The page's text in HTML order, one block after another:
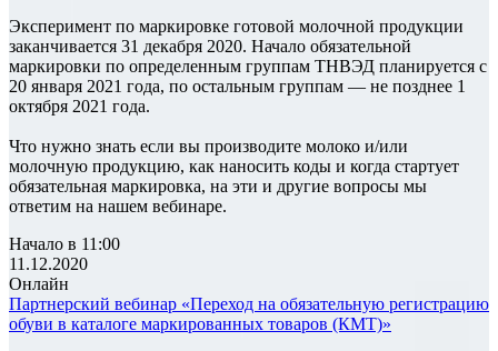
Эксперимент по маркировке готовой молочной продукции
заканчивается 31 декабря 2020. Начало обязательной
маркировки по определенным группам ТНВЭД планируется с
20 января 2021 года, по остальным группам — не позднее 1
октября 2021 года.
Что нужно знать если вы производите молоко и/или
молочную продукцию, как наносить коды и когда стартует
обязательная маркировка, на эти и другие вопросы мы
ответим на нашем вебинаре.
Начало в 11:00
11.12.2020
Онлайн
Партнерский вебинар «Переход на обязательную регистрацию
обуви в каталоге маркированных товаров (КМТ)»